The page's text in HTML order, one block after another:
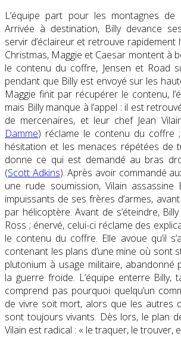
L’équipe part pour les montagnes de
Arrivée à destination, Billy devance
servir d’éclaireur et retrouve rapidement
Christmas, Maggie et Caesar montent à
le contenu du coffre, Jensen et Road
pendant que Billy est envoyé sur les
Maggie finit par récupérer le contenu,
mais Billy manque à l’appel : il est
de mercenaires, et leur chef Jean
Damme) réclame le contenu du coffre
hésitation et les menaces répétées de
donne ce qui est demandé au bras
(Scott Adkins). Après avoir commandé
une rude soumission, Vilain assassine
impuissants de ses frères d’armes,
par hélicoptère. Avant de s’éteindre,
Ross ; énervé, celui-ci réclame des
le contenu du coffre. Elle avoue qu’il
contenant les plans d’une mine où sont
plutonium à usage militaire, abandonné
la guerre froide. L’équipe enterre Billy,
comprend pas pourquoi quelqu’un
de vivre soit mort, alors que les autres
sont toujours vivants. Dès lors, le plan
Vilain est radical : « le traquer, le trouver,